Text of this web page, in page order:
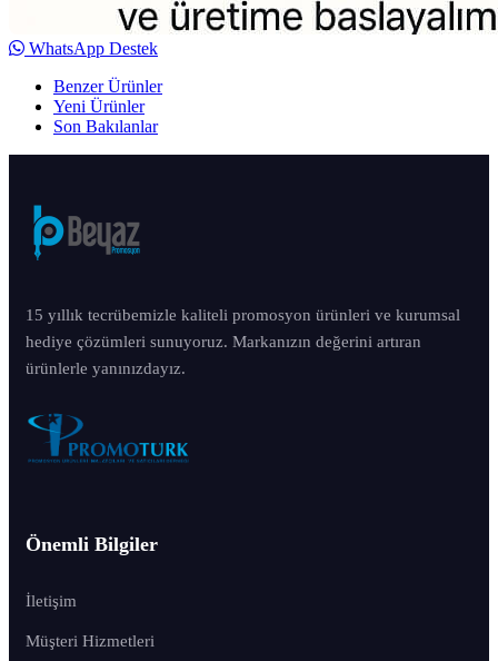
WhatsApp Destek
Benzer Ürünler
Yeni Ürünler
Son Bakılanlar
15 yıllık tecrübemizle kaliteli promosyon ürünleri ve kurumsal
hediye çözümleri sunuyoruz. Markanızın değerini artıran
ürünlerle yanınızdayız.
Önemli Bilgiler
İletişim
Müşteri Hizmetleri